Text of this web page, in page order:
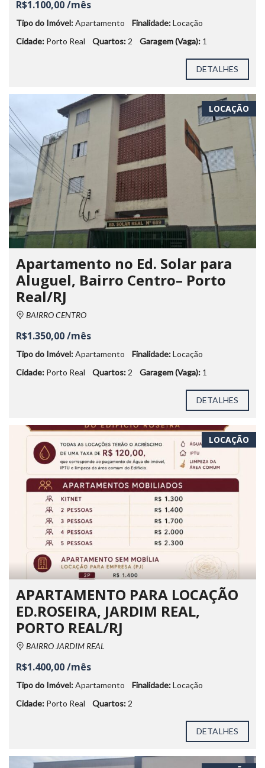
R$1.100,00 /mês
Tipo do Imóvel:Apartamento Finalidade:Locação
Cidade: Porto Real Quartos: 2 Garagem (Vaga): 1
DETALHES
LOCAÇÃO
Apartamento no Ed. Solar para
Aluguel, Bairro Centro– Porto
Real/RJ
BAIRRO CENTRO
R$1.350,00 /mês
Tipo do Imóvel:Apartamento Finalidade:Locação
Cidade: Porto Real Quartos: 2 Garagem (Vaga): 1
DETALHES
LOCAÇÃO
APARTAMENTO PARA LOCAÇÃO
ED.ROSEIRA, JARDIM REAL,
PORTO REAL/RJ
BAIRRO JARDIM REAL
R$1.400,00 /mês
Tipo do Imóvel:Apartamento Finalidade:Locação
Cidade: Porto Real Quartos: 2
DETALHES